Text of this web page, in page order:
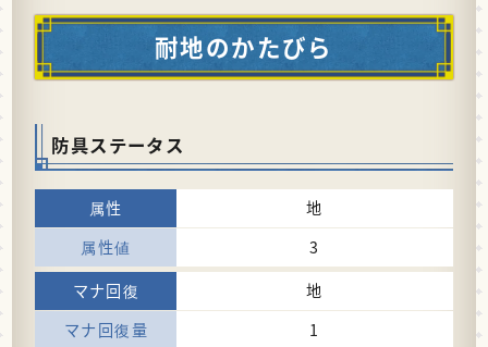
耐地のかたびら
防具ステータス
地
3
地
1